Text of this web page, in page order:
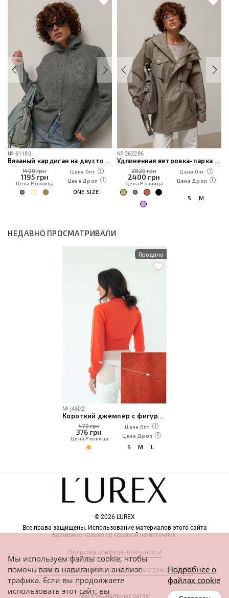
№ 61180
Вязаный кардиган на двусторонней молнии
1400 грн
1195грн
Цена Розница
Цена Опт
Цена Дроп
ONE SIZE
№ 262286
Удлиненная ветровка-парка с капюшоном
2820 грн
2400 грн
Цена Розница
Цена Опт
Цена Дроп
S M
НЕДАВНО ПРОСМАТРИВАЛИ
Продано
№ j4502
Короткий джемпер с фигурным рубчиком под декольте по сниженной цене
470 грн
376 грн
Цена Розница
Цена Опт
Цена Дроп
S M L
© 2026 L'UREX
Все права защищены. Использование материалов этого сайта
возможно только со ссылкой на источник.
Политика конфиденциальности
Условия сотрудничества с интернет-магазином L'UREX
Мы в социальных сетях:
Мы используем файлы cookie, чтобы
помочь вам в навигации и анализе
трафика. Если вы продолжаете
использовать этот сайт, вы
Подробнее о
файлах cookie